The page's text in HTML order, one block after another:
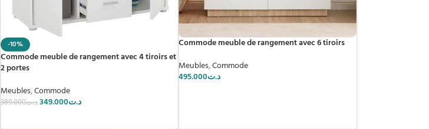
-10%
Commode meuble de rangement avec 4 tiroirs et
2 portes
Meubles,Commode
د.ت389.000 د.ت349.000
Commode meuble de rangement avec 6 tiroirs
Meubles,Commode
د.ت495.000